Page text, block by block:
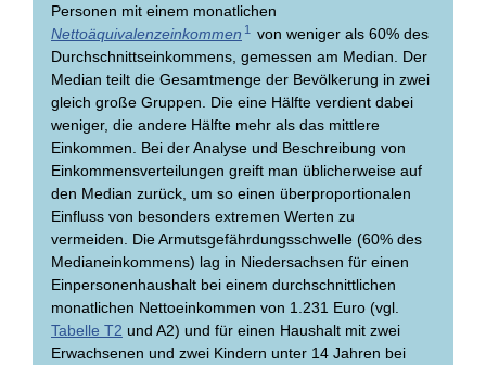
Personen mit einem monatlichen
Nettoäquivalenzeinkommen 1
von weniger als 60% des
Durchschnittseinkommens, gemessen am Median. Der
Median teilt die Gesamtmenge der Bevölkerung in zwei
gleich große Gruppen. Die eine Hälfte verdient dabei
weniger, die andere Hälfte mehr als das mittlere
Einkommen. Bei der Analyse und Beschreibung von
Einkommensverteilungen greift man üblicherweise auf
den Median zurück, um so einen überproportionalen
Einfluss von besonders extremen Werten zu
vermeiden. Die Armutsgefährdungsschwelle (60% des
Medianeinkommens) lag in Niedersachsen für einen
Einpersonenhaushalt bei einem durchschnittlichen
monatlichen Nettoeinkommen von 1.231 Euro (vgl.
Tabelle T2 und A2) und für einen Haushalt mit zwei
Erwachsenen und zwei Kindern unter 14 Jahren bei